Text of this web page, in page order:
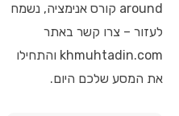
around קורס אנימציה, נשמח
לעזור – צרו קשר באתר
khmuhtadin.com והתחילו
את המסע שלכם היום.